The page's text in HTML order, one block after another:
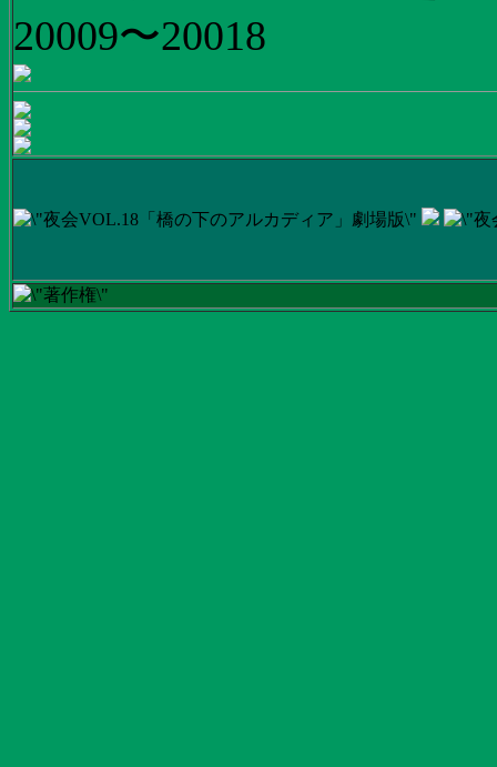
20009〜20018